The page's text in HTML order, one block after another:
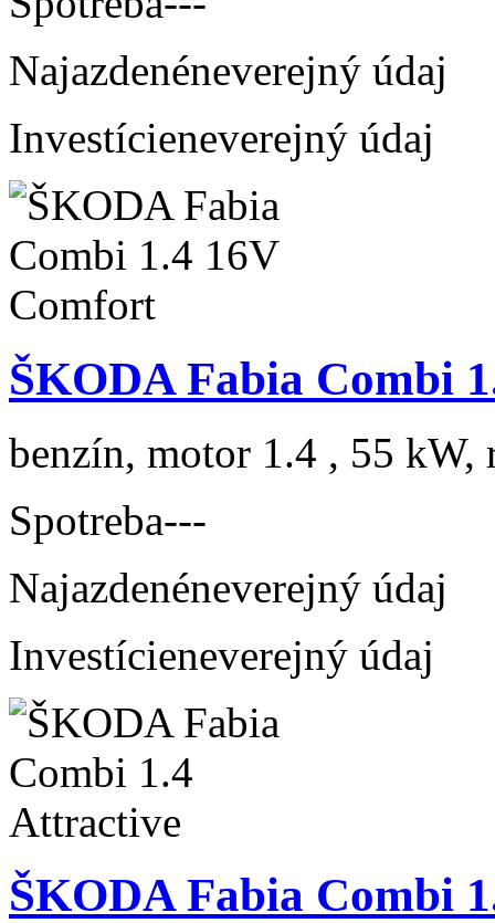
Najazdenéneverejný údaj
Investícieneverejný údaj
ŠKODA Fabia Combi
benzín, motor 1.4 , 55 kW,
Spotreba---
Najazdenéneverejný údaj
Investícieneverejný údaj
ŠKODA Fabia Combi